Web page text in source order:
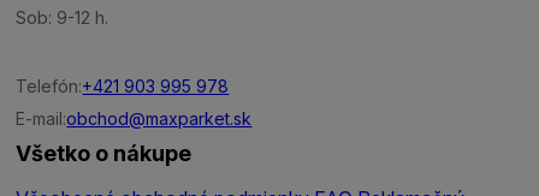
Sob: 9-12 h.
Telefón:+421 903 995 978
E-mail:obchod@maxparket.sk
Všetko o nákupe